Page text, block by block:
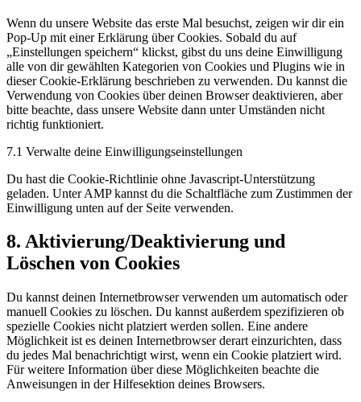
Wenn du unsere Website das erste Mal besuchst, zeigen wir dir ein
Pop-Up mit einer Erklärung über Cookies. Sobald du auf
„Einstellungen speichern“ klickst, gibst du uns deine Einwilligung
alle von dir gewählten Kategorien von Cookies und Plugins wie in
dieser Cookie-Erklärung beschrieben zu verwenden. Du kannst die
Verwendung von Cookies über deinen Browser deaktivieren, aber
bitte beachte, dass unsere Website dann unter Umständen nicht
richtig funktioniert.
7.1 Verwalte deine Einwilligungseinstellungen
Du hast die Cookie-Richtlinie ohne Javascript-Unterstützung
geladen. Unter AMP kannst du die Schaltfläche zum Zustimmen der
Einwilligung unten auf der Seite verwenden.
8. Aktivierung/Deaktivierung und
Löschen von Cookies
Du kannst deinen Internetbrowser verwenden um automatisch oder
manuell Cookies zu löschen. Du kannst außerdem spezifizieren ob
spezielle Cookies nicht platziert werden sollen. Eine andere
Möglichkeit ist es deinen Internetbrowser derart einzurichten, dass
du jedes Mal benachrichtigt wirst, wenn ein Cookie platziert wird.
Für weitere Information über diese Möglichkeiten beachte die
Anweisungen in der Hilfesektion deines Browsers.